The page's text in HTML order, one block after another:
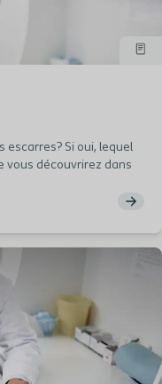
escarres? Si oui, lequel
vous découvrirez dans